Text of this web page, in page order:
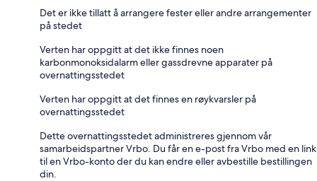
Det er ikke tillatt å arrangere fester eller andre arrangementer
på stedet
Verten har oppgitt at det ikke finnes noen
karbonmonoksidalarm eller gassdrevne apparater på
overnattingsstedet
Verten har oppgitt at det finnes en røykvarsler på
overnattingsstedet
Dette overnattingsstedet administreres gjennom vår
samarbeidspartner Vrbo. Du får en e-post fra Vrbo med en link
til en Vrbo-konto der du kan endre eller avbestille bestillingen
din.